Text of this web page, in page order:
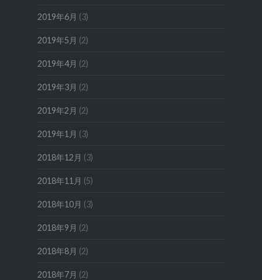
2019年6月 (3)
2019年5月 (2)
2019年4月 (2)
2019年3月 (2)
2019年2月 (2)
2019年1月 (3)
2018年12月 (3)
2018年11月 (5)
2018年10月 (3)
2018年9月 (2)
2018年8月 (2)
2018年7月 (2)